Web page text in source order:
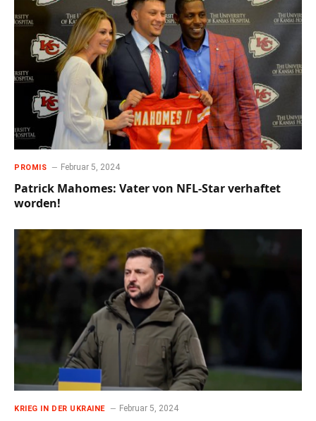
PROMIS Februar 5, 2024
Patrick Mahomes: Vater von NFL-Star verhaftet
worden!
KRIEG IN DER UKRAINE Februar 5, 2024